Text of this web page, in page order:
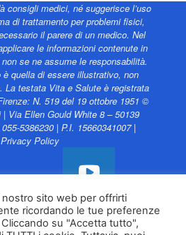
consigli medici, né suggerisce l’uso
di trattamento per problemi fisici,
il parere di un medico. Nel
le informazioni contenute in
se ne assume le responsabilità.
è quella di essere illustrativo, non
La testata Vita e Salute è registrata
N. 519 del 19 ottobre 1951 ©
Via Ellen Gould White 8 – 50139
5386230 | P.I. 15660341007 |
Privacy Policy
Salute web è
sito web per offrirti
ricordando le tue preferenze
su "Accetta tutto",